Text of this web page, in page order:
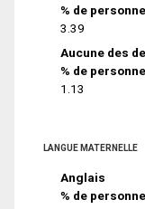
% de
3.39
Aucune des
% de
1.13
LANGUE MATERNELLE
Anglais
% de